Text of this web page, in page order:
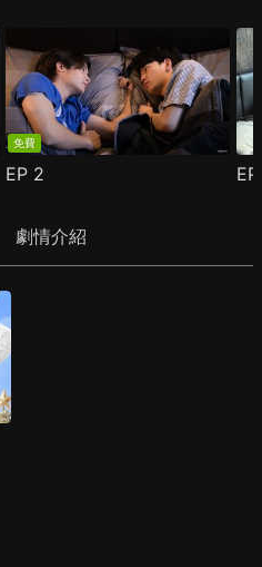
免費
EP 2
劇情介紹